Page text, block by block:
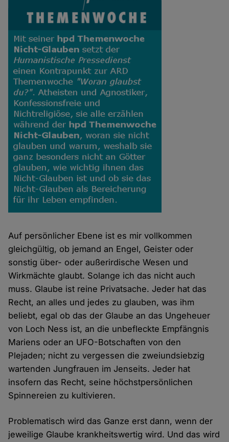
Auf persönlicher Ebene ist es mir vollkommen
gleichgültig, ob jemand an Engel, Geister oder
sonstig über- oder außerirdische Wesen und
Wirkmächte glaubt. Solange ich das nicht auch
muss. Glaube ist reine Privatsache. Jeder hat das
Recht, an alles und jedes zu glauben, was ihm
beliebt, egal ob das der Glaube an das Ungeheuer
von Loch Ness ist, an die unbefleckte Empfängnis
Mariens oder an UFO-Botschaften von den
Plejaden; nicht zu vergessen die zweiundsiebzig
wartenden Jungfrauen im Jenseits. Jeder hat
insofern das Recht, seine höchstpersönlichen
Spinnereien zu kultivieren.
Problematisch wird das Ganze erst dann, wenn der
jeweilige Glaube krankheitswertig wird. Und das wird